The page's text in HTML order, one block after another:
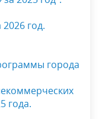
год.
города
года.